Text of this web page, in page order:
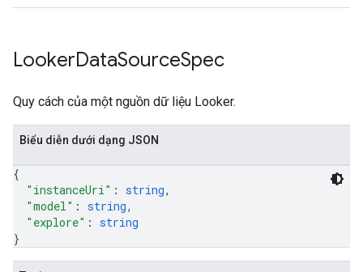
LookerDataSourceSpec
Quy cách của một nguồn dữ liệu Looker.
Biểu diễn dưới dạng JSON
{
"instanceUri" : string,
"model" : string,
"explore" : string
}